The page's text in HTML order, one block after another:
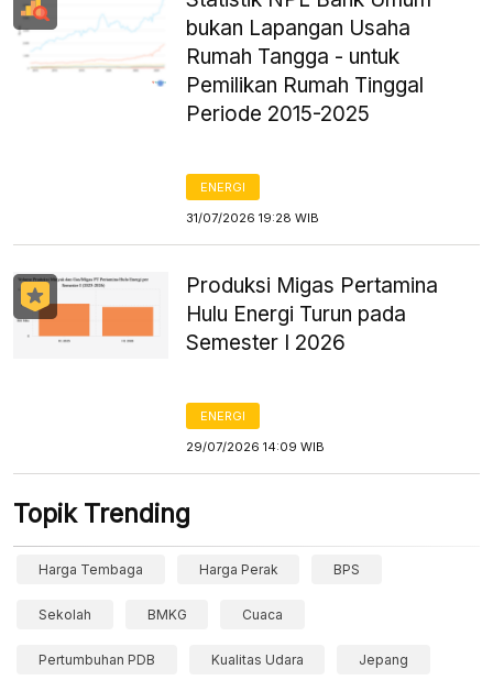
bukan Lapangan Usaha
Rumah Tangga - untuk
Pemilikan Rumah Tinggal
Periode 2015-2025
ENERGI
31/07/2026 19:28 WIB
Produksi Migas Pertamina
Hulu Energi Turun pada
Semester I 2026
ENERGI
29/07/2026 14:09 WIB
Topik Trending
Harga Tembaga Harga Perak BPS
Sekolah BMKG Cuaca
Pertumbuhan PDB Kualitas Udara Jepang